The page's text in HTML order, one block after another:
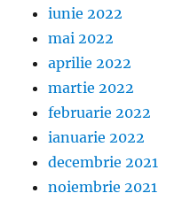
iunie 2022
mai 2022
aprilie 2022
martie 2022
februarie 2022
ianuarie 2022
decembrie 2021
noiembrie 2021